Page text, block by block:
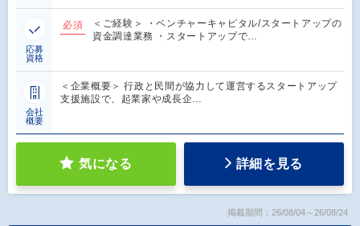
応募
資格
必須
＜ご経験＞ ・ベンチャーキャピタル/スタートアップの
資金調達業務 ・スタートアップで…
会社
概要
＜企業概要＞ 行政と民間が協力して運営するスタートアップ
支援施設で、起業家や成長企…
気になる 詳細を見る
掲載期間：26/08/04～26/08/24